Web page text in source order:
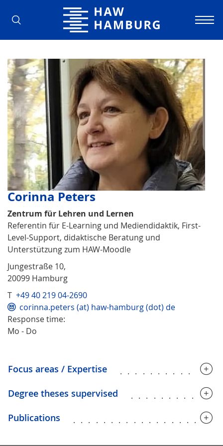
Hamburg University of Applied
Corinna Peters
Zentrum für Lehren und Lernen
Referentin für E-Learning und Mediendidaktik, First-
Level-Support, didaktische Beratung und
Unterstützung zum HAW-Moodle
Jungestraße 10,
20099 Hamburg
T +49 40 219 04-2690
corinna.peters (at) haw-hamburg (dot) de
Response time:
Mo - Do
Focus areas / Expertise
Degree theses supervised
Publications